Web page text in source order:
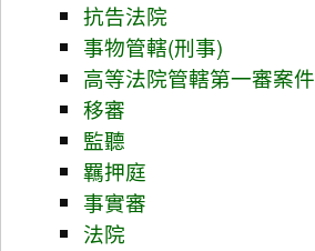
抗告法院
事物管轄(刑事)
高等法院管轄第一審案件
移審
監聽
羈押庭
事實審
法院